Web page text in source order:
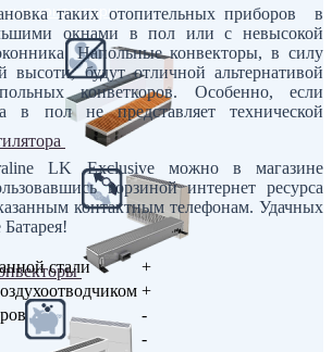
конвекторы
таких отопительных приборов в
окнами в пол или с невысокой
Напольные конвекторы, в силу
высоти, будут отличной альтернативой
конветкоров. Особенно, если
в пол не представляет технической
LK Exclusive можно в магазине
корзиной интернет ресурса
контактным телефонам. Удачных
стали
+
+
-
-